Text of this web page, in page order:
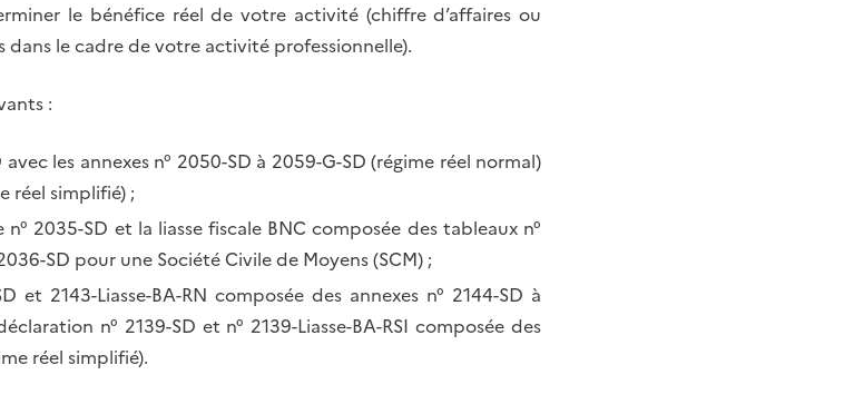
le bénéfice réel de votre activité (chiffre d’affaires ou
le cadre de votre activité professionnelle).
:
les annexes n° 2050-SD à 2059-G-SD (régime réel normal)
réel simplifié) ;
2035-SD et la liasse fiscale BNC composée des tableaux n°
SD pour une Société Civile de Moyens (SCM) ;
et 2143-Liasse-BA-RN composée des annexes n° 2144-SD à
n° 2139-SD et n° 2139-Liasse-BA-RSI composée des
réel simplifié).